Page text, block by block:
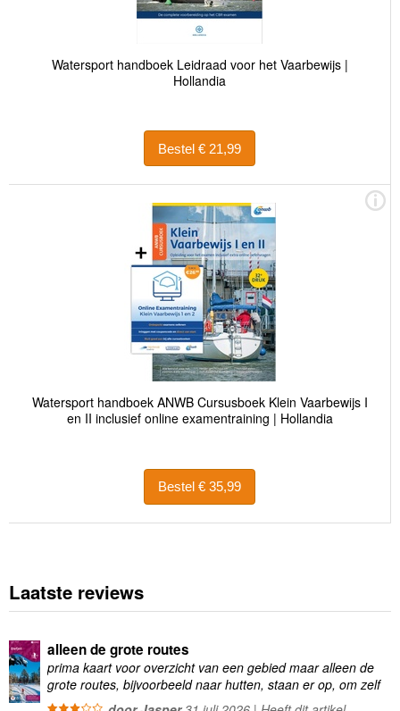
Watersport handboek Leidraad voor het Vaarbewijs |
Hollandia
Bestel € 21,99
Watersport handboek ANWB Cursusboek Klein Vaarbewijs I
en II inclusief online examentraining | Hollandia
Bestel € 35,99
Laatste reviews
alleen de grote routes
prima kaart voor overzicht van een gebied maar alleen de
grote routes, bijvoorbeeld naar hutten, staan er op, om zelf
wandelingen te plannen minder geschikt